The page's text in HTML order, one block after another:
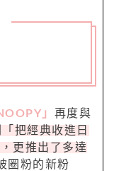
」 再度與
把經典收進日
更推出了多達
圈粉的新粉